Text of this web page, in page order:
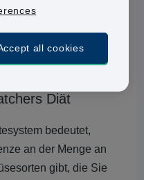
von
dem Gang auf die
zu
Diät
bedeutet,
an der Menge an
gibt, die Sie
all cookies